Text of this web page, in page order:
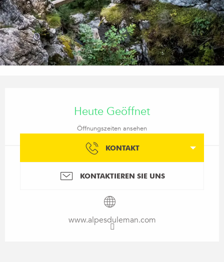
Heute Geöffnet
Öffnungszeiten ansehen
KONTAKT
KONTAKTIEREN SIE UNS
www.alpesduleman.com